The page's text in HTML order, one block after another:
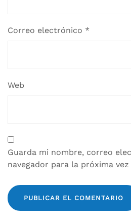
Correo electrónico *
Web
Guarda mi nombre, correo
navegador para la próxima